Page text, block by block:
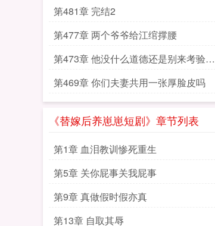
第481章 完结2
第477章 两个爷爷给江绾撑腰
第473章 他没什么道德还是别来考验他
了
第469章 你们夫妻共用一张厚脸皮吗
《替嫁后养崽崽短剧》章节列表
第1章 血泪教训惨死重生
第5章 关你屁事关我屁事
第9章 真做假时假亦真
第13章 自取其辱